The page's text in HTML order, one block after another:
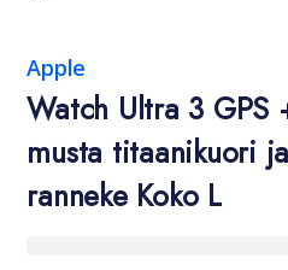
Apple
Watch Ultra 3 GPS
musta titaanikuori
ranneke Koko L